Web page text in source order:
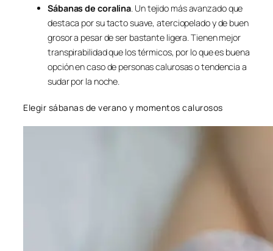
Sábanas de coralina . Un tejido más avanzado que
destaca por su tacto suave, aterciopelado y de buen
grosor a pesar de ser bastante ligera. Tienen mejor
transpirabilidad que los térmicos, por lo que es buena
opción en caso de personas calurosas o tendencia a
sudar por la noche.
Elegir sábanas de verano y momentos calurosos